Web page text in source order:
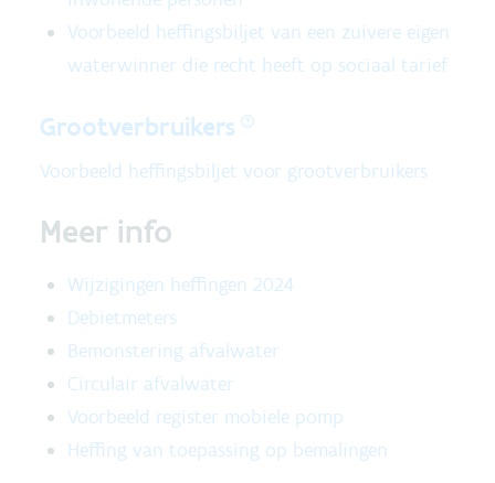
Voorbeeld heffingsbiljet van een zuivere eigen
waterwinner die recht heeft op sociaal tarief
Grootverbruikers
Voorbeeld heffingsbiljet voor grootverbruikers
Meer info
Wijzigingen heffingen 2024
Debietmeters
Bemonstering afvalwater
Circulair afvalwater
Voorbeeld register mobiele pomp
Heffing van toepassing op bemalingen